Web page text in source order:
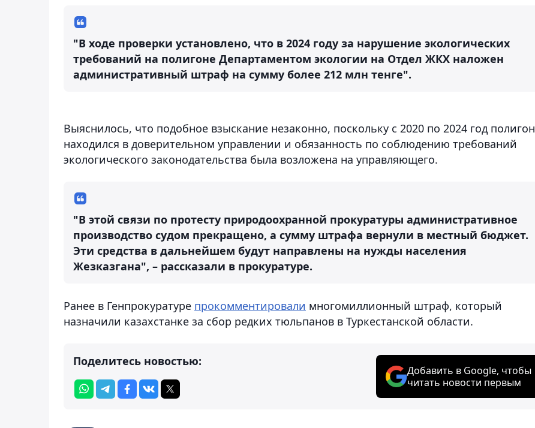
"В ходе проверки установлено, что в 2024 году за нарушение экологических
требований на полигоне Департаментом экологии на Отдел ЖКХ наложен
административный штраф на сумму более 212 млн тенге".
Выяснилось, что подобное взыскание незаконно, поскольку с 2020 по 2024 год полигон
находился в доверительном управлении и обязанность по соблюдению требований
экологического законодательства была возложена на управляющего.
"В этой связи по протесту природоохранной прокуратуры административное
производство судом прекращено, а сумму штрафа вернули в местный бюджет.
Эти средства в дальнейшем будут направлены на нужды населения
Жезказгана", – рассказали в прокуратуре.
Ранее в Генпрокуратуре прокомментировали многомиллионный штраф, который
назначили казахстанке за сбор редких тюльпанов в Туркестанской области.
Поделитесь новостью:
Добавить в Google, чтобы
читать новости первым